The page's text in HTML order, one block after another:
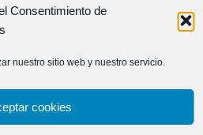
Consentimiento de
nuestro sitio web y nuestro servicio.
cookies
I E T E L
4 - 5ª planta
- LEÓN (España)